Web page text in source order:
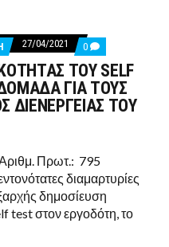
27/04/2021 0 COMMENTS
ON
ΑΛΛΑΓΗ
ΤΗΣ
ΤΟΥ
ΣΕ
1
ΤΗΝ
ΕΒΔΟΜΑΔΑ
ΓΙΑ
ΤΟΥ SELF
ΓΙΑ ΤΟΥΣ
ΔΙΕΝΕΡΓΕΙΑΣ ΤΟΥ
Πρωτ.: 795
διαμαρτυρίες
δημοσίευση
test στον εργοδότη, το